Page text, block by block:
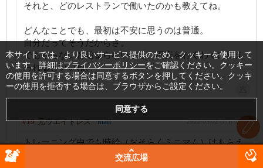
それと、どのレストランで働いたのかも教えてね。
どんなことでも、最初は不安に思うのは普通。
自分だってそうだからさ。
でもやらないと始まらないから、不安をわくわくに変え
られるといいね。
#19 元ウエイトレス mail 2022/09/02 (Fri) 09:19
トレーニング中でも時給（おそらくミニマム）はもらえ
ますよ。最初はチップなしで、能力に従い、徐々にチッ
交流広場
本サイトでは、より良いサービス提供のため、クッキーを使用して
います。詳細はプライバシーポリシーをご確認ください。クッキー
の使用を許可する場合は同意するボタンを押してください。クッキ
ーの使用を拒否する場合は、ブラウザからご設定ください。